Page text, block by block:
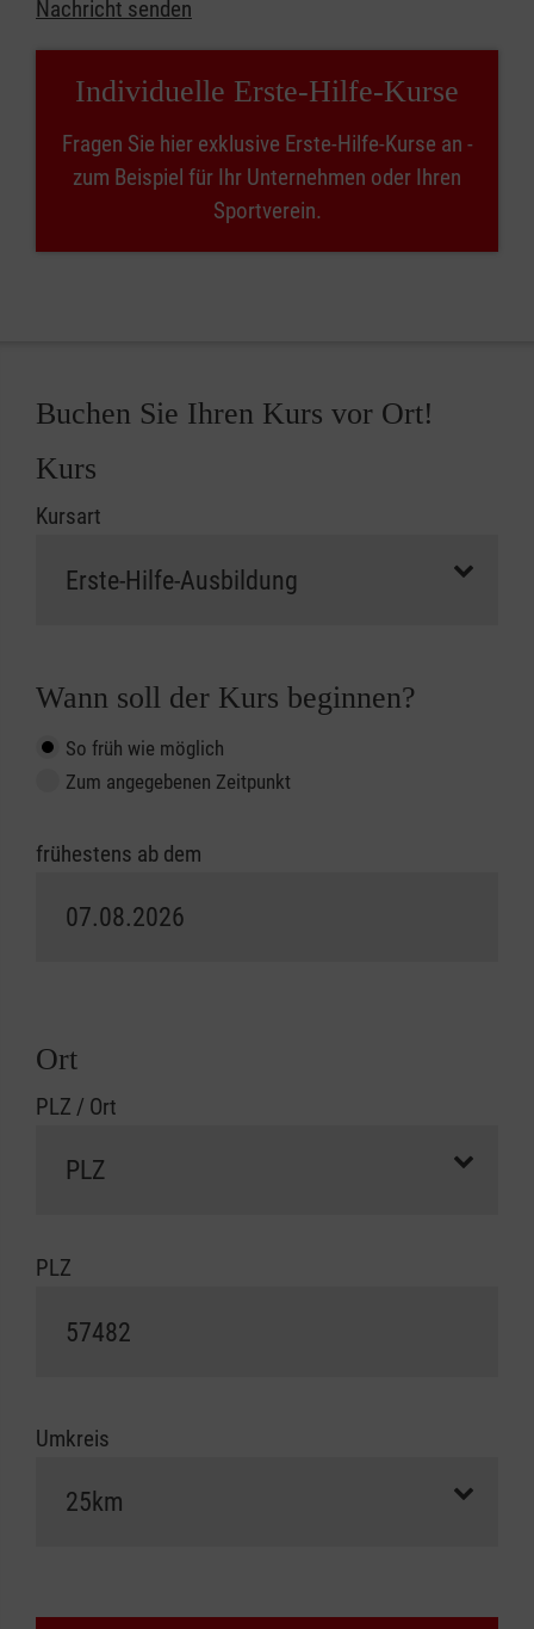
Nachricht senden
Individuelle Erste-Hilfe-Kurse
Fragen Sie hier exklusive Erste-Hilfe-Kurse an -
zum Beispiel für Ihr Unternehmen oder Ihren
Sportverein.
Buchen Sie Ihren Kurs vor Ort!
Kurs
Kursart
Wann soll der Kurs beginnen?
So früh wie möglich
Zum angegebenen Zeitpunkt
frühestens ab dem
Ort
PLZ / Ort
PLZ
Umkreis